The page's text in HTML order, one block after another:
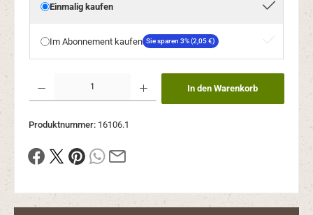
Einmalig kaufen
Im Abonnement kaufen Sie sparen 3% (2,05 €)
Produkt Anzahl: Gib den gewünschten Wert ein oder benutze die Schaltflächen um die
In den Warenkorb
Produktnummer: 16106.1